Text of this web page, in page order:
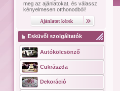
meg az ajánlatokat, és válassz
kényelmesen otthonodból!
Esküvői szolgáltatók
Autókölcsönző
Cukrászda
Dekoráció